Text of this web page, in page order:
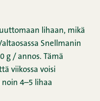
lihaan, mikä
Snellmanin
g / annos. Tämä
viikossa voisi
4–5 lihaa